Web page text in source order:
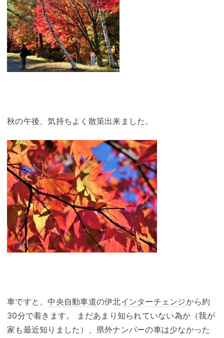
秋の午後、気持ちよく散策出来ました。
車ですと、 中央自動車道の伊北インターチェンジから約
30分で着きます。 まだあまり知られていない為か（我が
家も最近知りました）、県外ナンバーの車は少なかった